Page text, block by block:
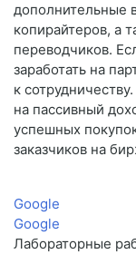
дополнительные
копирайтеров, а
переводчиков.
заработать на
к
на пассивный
успешных
заказчиков на
Google
Google
Лабораторные